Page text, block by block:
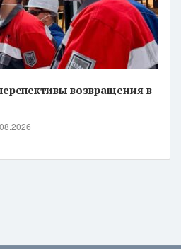
возвращения в